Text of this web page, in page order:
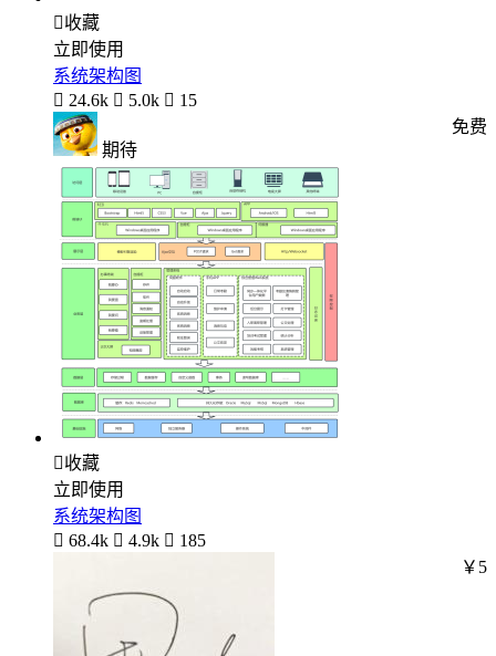
收藏
立即使用
系统架构图
 24.6k  5.0k  15
期待
免费
收藏
立即使用
系统架构图
 68.4k  4.9k  185
￥5